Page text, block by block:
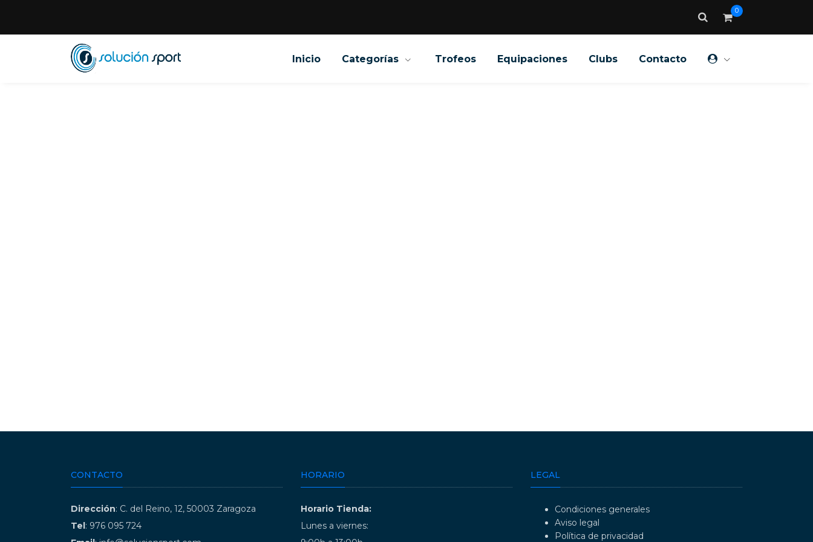
0
Inicio Categorías Trofeos Equipaciones Clubs Contacto
CONTACTO
Dirección: C. del Reino, 12, 50003 Zaragoza
Tel: 976 095 724
HORARIO
Horario Tienda:
Lunes a viernes:
LEGAL
Condiciones generales
Aviso legal
Política de privacidad